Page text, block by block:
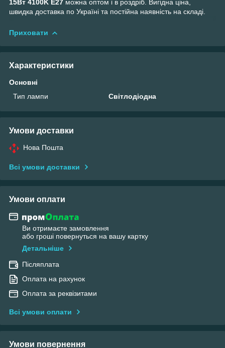
15Вт 4100K E27 можна оптом і в роздріб. Вигідна ціна,
швидка доставка по Україні та постійна наявність на складі.
Приховати
Характеристики
Основні
Тип лампи
Світлодіодна
Умови доставки
Нова Пошта
Всі умови доставки
Умови оплати
Ви отримаєте замовлення
або гроші повернуться на вашу картку
Детальніше
Післяплата
Оплата на рахунок
Оплата за реквізитами
Всі умови оплати
Умови повернення